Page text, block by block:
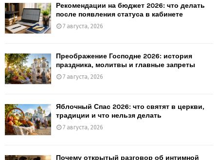
Рекомендации на бюджет 2026: что делать
после появления статуса в кабинете
7 августа, 2026
Преображение Господне 2026: история
праздника, молитвы и главные запреты
7 августа, 2026
Яблочный Спас 2026: что святят в церкви,
традиции и что нельзя делать
7 августа, 2026
Почему открытый разговор об интимной